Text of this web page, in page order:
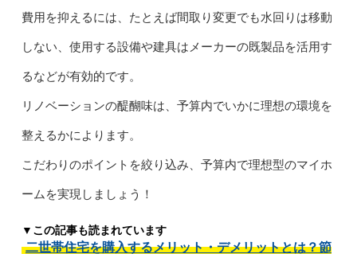
費用を抑えるには、たとえば間取り変更でも水回りは移動
しない、使用する設備や建具はメーカーの既製品を活用す
るなどが有効的です。
リノベーションの醍醐味は、予算内でいかに理想の環境を
整えるかによります。
こだわりのポイントを絞り込み、予算内で理想型のマイホ
ームを実現しましょう！
▼この記事も読まれています
二世帯住宅を購入するメリット・デメリットとは？節